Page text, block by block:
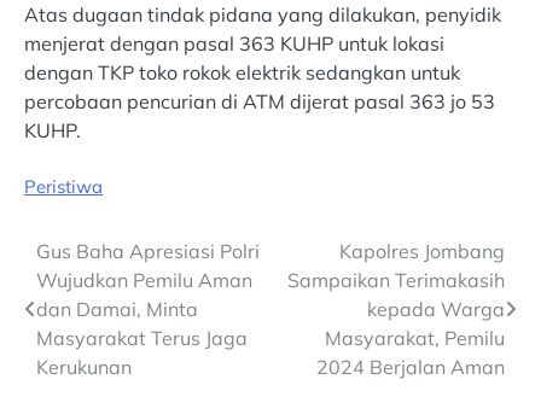
Atas dugaan tindak pidana yang dilakukan, penyidik
menjerat dengan pasal 363 KUHP untuk lokasi
dengan TKP toko rokok elektrik sedangkan untuk
percobaan pencurian di ATM dijerat pasal 363 jo 53
KUHP.
Peristiwa
Post
navigation
Gus Baha Apresiasi Polri
Wujudkan Pemilu Aman
dan Damai, Minta
Masyarakat Terus Jaga
Kerukunan
Kapolres Jombang
Sampaikan Terimakasih
kepada Warga
Masyarakat, Pemilu
2024 Berjalan Aman